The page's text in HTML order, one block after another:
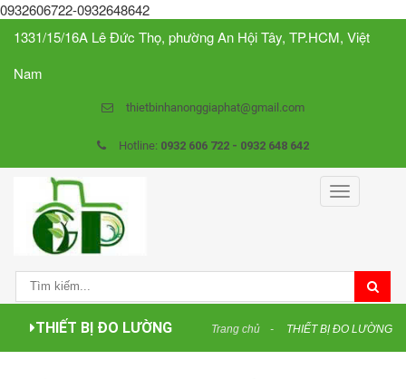
0932606722-0932648642
1331/15/16A Lê Đức Thọ, phường An Hội Tây, TP.HCM, Việt
Nam
thietbinhanonggiaphat@gmail.com
Hotline: 0932 606 722 - 0932 648 642
Toggle
navigation
THIẾT BỊ ĐO LƯỜNG Trang chủ THIẾT BỊ ĐO LƯỜNG